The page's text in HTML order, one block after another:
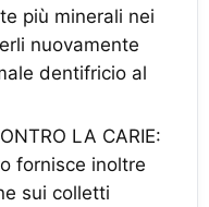
più minerali nei
nuovamente
dentifricio al
LA CARIE:
fornisce inoltre
sui colletti